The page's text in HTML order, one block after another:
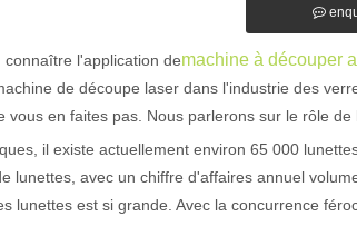
exceptionnelles des machines de marquage
connaître l'application demachine à découper
de découpe laser dans l'industrie des
vous en faites pas. Nous parlerons sur le rôle
il existe actuellement environ 65 000
lunettes, avec un chiffre d'affaires annuel
lunettes est si grande. Avec la concurrence